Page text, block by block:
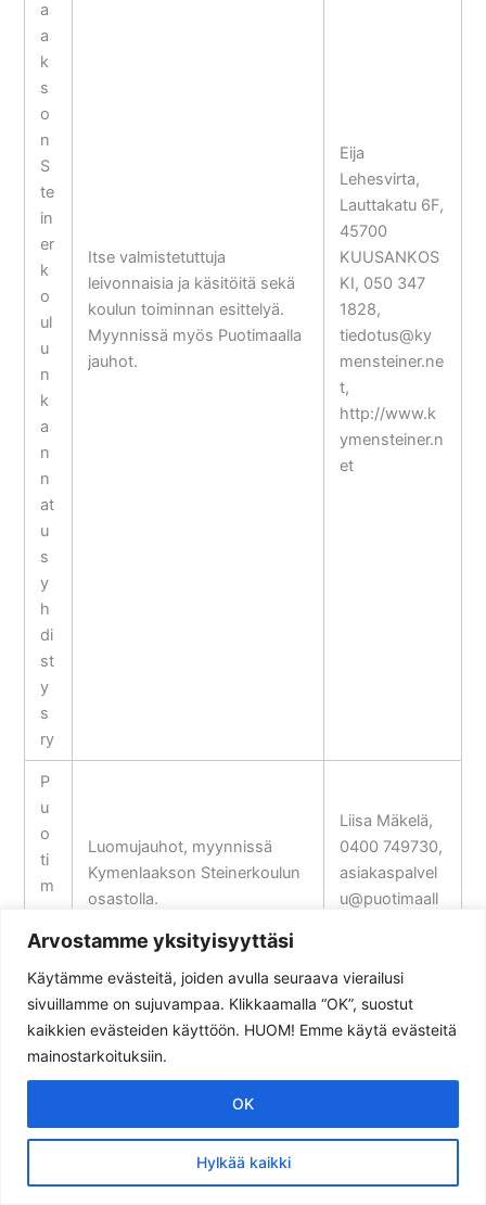
Arvostamme yksityisyyttäsi
Käytämme evästeitä, joiden avulla seuraava vierailusi
sivuillamme on sujuvampaa. Klikkaamalla “OK”, suostut
kaikkien evästeiden käyttöön. HUOM! Emme käytä evästeitä
mainostarkoituksiin.
Hylkää kaikki
OK
a
a
k
s
o
n
S
te
in
er
k
o
ul
u
n
k
a
n
n
at
u
s
y
h
di
st
y
s
ry
Itse valmistetuttuja
leivonnaisia ja käsitöitä sekä
koulun toiminnan esittelyä.
Myynnissä myös Puotimaalla
jauhot.
Eija
Lehesvirta,
Lauttakatu 6F,
45700
KUUSANKOS
KI, 050 347
1828,
tiedotus@ky
mensteiner.ne
t,
http://www.k
ymensteiner.n
et
P
u
o
ti
m
al
Luomujauhot, myynnissä
Kymenlaakson Steinerkoulun
osastolla.
Liisa Mäkelä,
0400 749730,
asiakaspalvel
u@puotimaall
H
a
n
n
a
C
Pihvikarjan lihaa
Hannariikka
Hannola,
Elimäki, 050
kokemuksen sivuilla käynnistäsi.
Tietosuojaseloste